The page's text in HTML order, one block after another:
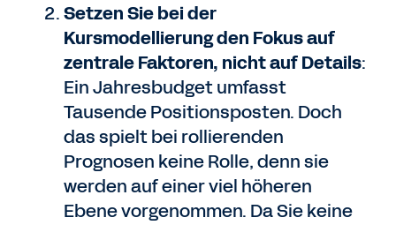
Setzen Sie bei der
Kursmodellierung den Fokus auf
zentrale Faktoren, nicht auf Details:
Ein Jahresbudget umfasst
Tausende Positionsposten. Doch
das spielt bei rollierenden
Prognosen keine Rolle, denn sie
werden auf einer viel höheren
Ebene vorgenommen. Da Sie keine